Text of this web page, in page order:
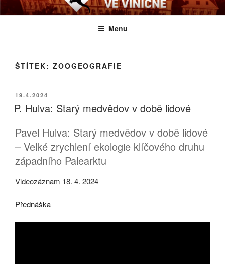
k
BIOLOGICKÉ ČTVRTKY VE
Určeno všem zájemcům o evoluci a obecnější biologická témata
Menu
ŠTÍTEK: ZOOGEOGRAFIE
PUBLIKOVÁNO
19.4.2024
P. Hulva: Starý medvědov v době lidové
Pavel Hulva: Starý medvědov v době lidové
– Velké zrychlení ekologie klíčového druhu
západního Palearktu
Videozáznam 18. 4. 2024
Přednáška